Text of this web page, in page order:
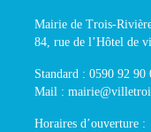
Mairie de Trois-
84, rue de l’Hôtel de
Standard : 0590 92 90
Mail :
Horaires d’ouverture :